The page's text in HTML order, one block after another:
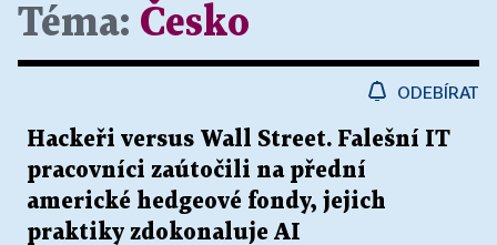
Téma: Česko
ODEBÍRAT
Hackeři versus Wall Street. Falešní IT
pracovníci zaútočili na přední
americké hedgeové fondy, jejich
praktiky zdokonaluje AI